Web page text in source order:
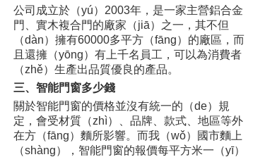
公司成立於（yú）2003年，是一家主營鋁合金
門、實木複合門的廠家（jiā）之一，其不但
（dàn）擁有60000多平方（fāng）的廠區，而
且還擁（yōng）有上千名員工，可以為消費者
（zhě）生產出品質優良的產品。
三、智能門窗多少錢
關於智能門窗的價格並沒有統一的（de）規
定，會受材質（zhì）、品牌、款式、地區等外
在方（fāng）麵所影響。而我（wǒ）國市麵上
（shàng），智能門窗的報價每平方米一（yī）